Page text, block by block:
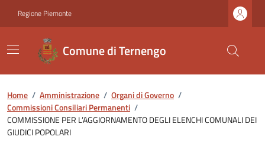
Regione Piemonte
Comune di Ternengo
Home / Amministrazione / Organi di Governo /
Commissioni Consiliari Permanenti /
COMMISSIONE PER L’AGGIORNAMENTO DEGLI ELENCHI COMUNALI DEI
GIUDICI POPOLARI